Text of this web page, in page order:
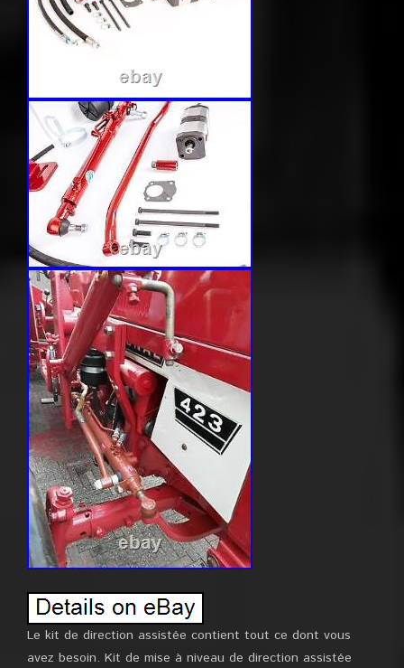
Le kit de direction assistée contient tout ce dont vous
avez besoin. Kit de mise à niveau de direction assistée